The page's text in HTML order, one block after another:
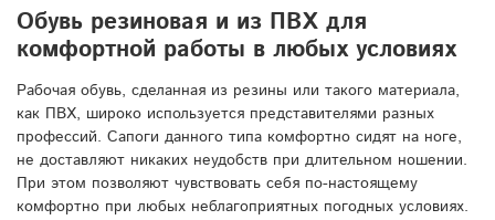
Обувь резиновая и из ПВХ для
комфортной работы в любых условиях
Рабочая обувь, сделанная из резины или такого материала,
как ПВХ, широко используется представителями разных
профессий. Сапоги данного типа комфортно сидят на ноге,
не доставляют никаких неудобств при длительном ношении.
При этом позволяют чувствовать себя по-настоящему
комфортно при любых неблагоприятных погодных условиях.